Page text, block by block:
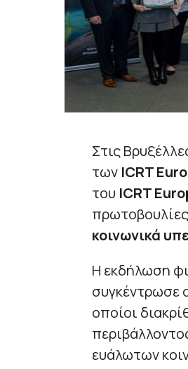
Στις
των ICRT
του ICRT
κοινωνικά
Η εκδήλωση
συγκέντρωσε
οποίοι
ευάλωτων